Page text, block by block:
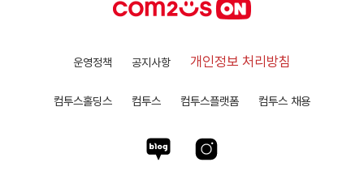
운영정책 공지사항 개인정보 처리방침
컴투스홀딩스 컴투스 컴투스플랫폼 컴투스 채용